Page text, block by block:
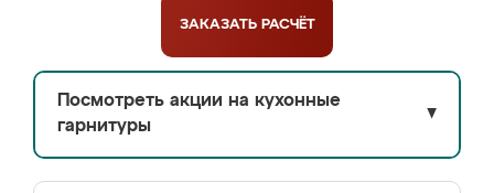
ЗАКАЗАТЬ РАСЧЁТ
Посмотреть акции на кухонные
гарнитуры
▼